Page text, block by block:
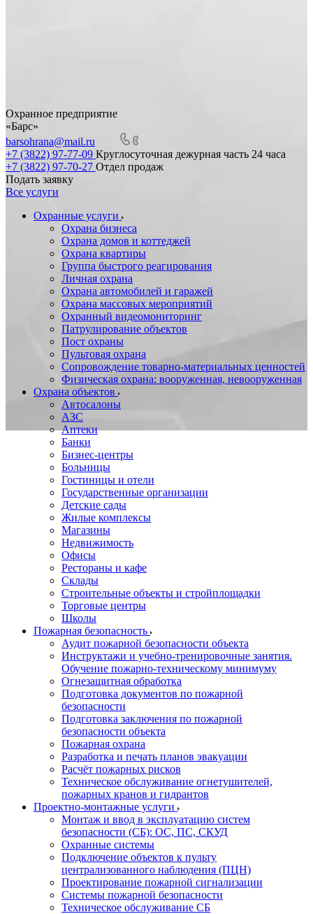
Охранное предприятие
«Барс»
barsohrana@mail.ru
+7 (3822) 97-77-09 Круглосуточная дежурная часть 24 часа
+7 (3822) 97-70-27 Отдел продаж
Подать заявку
Все услуги
Охранные услуги
Охрана бизнеса
Охрана домов и коттеджей
Охрана квартиры
Группа быстрого реагирования
Личная охрана
Охрана автомобилей и гаражей
Охрана массовых мероприятий
Охранный видеомониторинг
Патрулирование объектов
Пост охраны
Пультовая охрана
Сопровождение товарно-материальных ценностей
Физическая охрана: вооруженная, невооруженная
Охрана объектов
Автосалоны
АЗС
Аптеки
Банки
Бизнес-центры
Больницы
Гостиницы и отели
Государственные организации
Детские сады
Жилые комплексы
Магазины
Недвижимость
Офисы
Рестораны и кафе
Склады
Строительные объекты и стройплощадки
Торговые центры
Школы
Пожарная безопасность
Аудит пожарной безопасности объекта
Инструктажи и учебно-тренировочные занятия.
Обучение пожарно-техническому минимуму
Огнезащитная обработка
Подготовка документов по пожарной
безопасности
Подготовка заключения по пожарной
безопасности объекта
Пожарная охрана
Разработка и печать планов эвакуации
Расчёт пожарных рисков
Техническое обслуживание огнетушителей,
пожарных кранов и гидрантов
Проектно-монтажные услуги
Монтаж и ввод в эксплуатацию систем
безопасности (СБ): ОС, ПС, СКУД
Охранные системы
Подключение объектов к пульту
централизованного наблюдения (ПЦН)
Проектирование пожарной сигнализации
Системы пожарной безопасности
Техническое обслуживание СБ